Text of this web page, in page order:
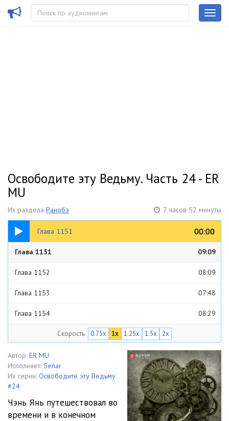
Освободите эту Ведьму. Часть 24 - ER
MU
Из раздела Ранобэ 7 часов 52 минуты
Глава 1151 00:00
00:00
09:09
Глава 1151 09:09
Глава 1152 08:09
Глава 1153 07:48
Глава 1154 08:29
Глава 1156 10:02
Глава 1157 08:29
09:45
Глава 1159 08:54
Скорость 0.75x 1x 1.25x 1.5x 2x
Автор: ER MU
Исполняет: Senar
Из серии: Освободите эту Ведьму
#24
Чэнь Янь путешествовал во
времени и в конечном